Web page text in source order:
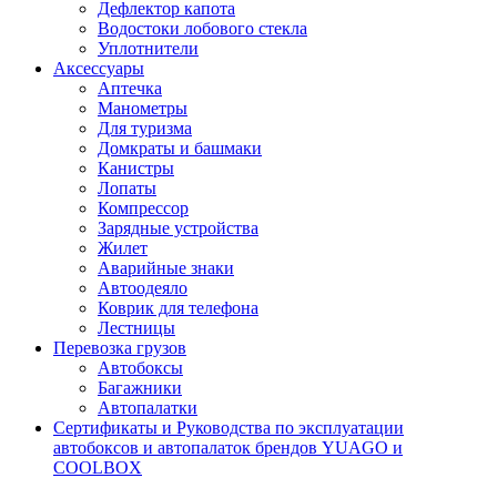
Дефлектор капота
Водостоки лобового стекла
Уплотнители
Аксессуары
Аптечка
Манометры
Для туризма
Домкраты и башмаки
Канистры
Лопаты
Компрессор
Зарядные устройства
Жилет
Аварийные знаки
Автоодеяло
Коврик для телефона
Лестницы
Перевозка грузов
Автобоксы
Багажники
Автопалатки
Сертификаты и Руководства по эксплуатации
автобоксов и автопалаток брендов YUAGO и
COOLBOX